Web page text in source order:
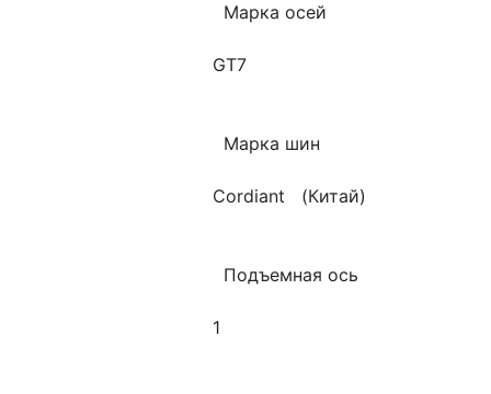
        Марка осей
      GT7
        Марка шин
      Cordiant   (Китай)
        Подъемная ось
      1